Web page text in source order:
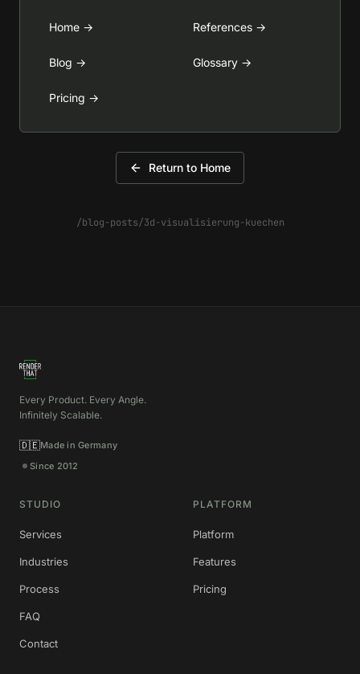
Home → References →
Blog → Glossary →
Pricing →
Return to Home
/blog-posts/3d-visualisierung-kuechen
Every Product. Every Angle.
Infinitely Scalable.
🇩🇪Made in Germany
Since 2012
STUDIO
Services
Industries
Process
FAQ
Contact
PLATFORM
Platform
Features
Pricing